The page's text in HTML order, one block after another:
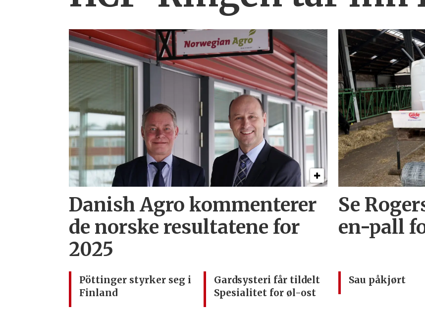
Danish Agro kommenterer
de norske resultatene for
2025
Se
en-pall
Pöttinger styrker seg i
Finland
Gardsysteri får tildelt
Spesialitet for øl-ost
Sau påkjørt